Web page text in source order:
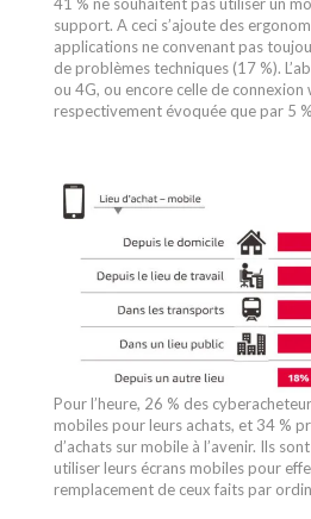
support. A ceci s’ajoute des
applications ne convenant pas
de problèmes techniques (17 %).
ou 4G, ou encore celle de connexion
respectivement évoquée que par 5
Pour l’heure, 26 % des
mobiles pour leurs achats, et 34 %
d’achats sur mobile à l’avenir. Ils
utiliser leurs écrans mobiles pour
remplacement de ceux faits par